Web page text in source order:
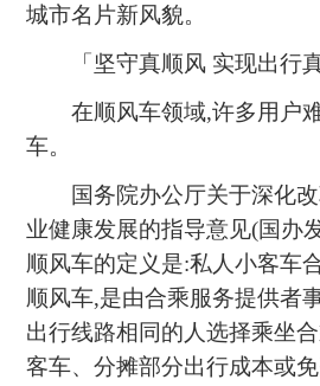
城市名片新风貌。
「坚守真顺风 实现出行真
在顺风车领域,许多用户难
车。
国务院办公厅关于深化改
业健康发展的指导意见(国办
顺风车的定义是:私人小客车
顺风车,是由合乘服务提供者
出行线路相同的人选择乘坐
客车、分摊部分出行成本或